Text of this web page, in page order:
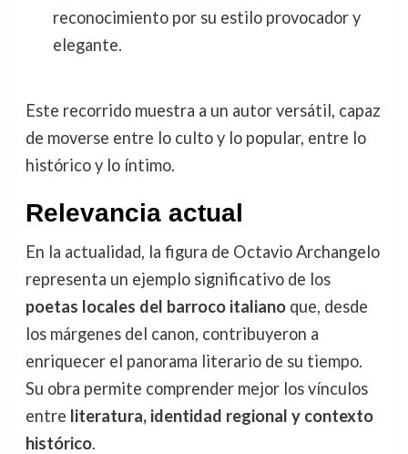
reconocimiento por su estilo provocador y
elegante.
Este recorrido muestra a un autor versátil, capaz
de moverse entre lo culto y lo popular, entre lo
histórico y lo íntimo.
Relevancia actual
En la actualidad, la figura de Octavio Archangelo
representa un ejemplo significativo de los
poetas locales del barroco italianoque, desde
los márgenes del canon, contribuyeron a
enriquecer el panorama literario de su tiempo.
Su obra permite comprender mejor los vínculos
entre literatura, identidad regional y contexto
histórico.